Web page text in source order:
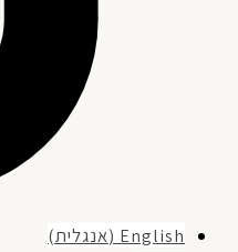
English
(אנגלית)